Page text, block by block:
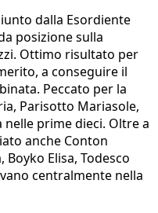
dalla Esordiente
posizione sulla
Ottimo risultato per
a conseguire il
Peccato per la
Parisotto Mariasole,
prime dieci. Oltre a
anche Conton
Elisa, Todesco
centralmente nella